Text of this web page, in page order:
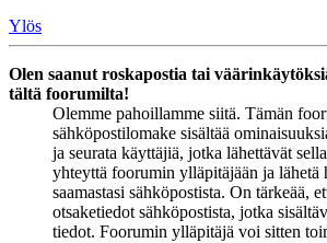
Ylös
Olen saanut roskapostia tai
tältä foorumilta!
Olemme pahoillamme siitä. Tämän
sähköpostilomake sisältää
ja seurata käyttäjiä, jotka lähettävät
yhteyttä foorumin ylläpitäjään ja lähetä
saamastasi sähköpostista. On tärkeää,
otsaketiedot sähköpostista, jotka
tiedot. Foorumin ylläpitäjä voi sitten